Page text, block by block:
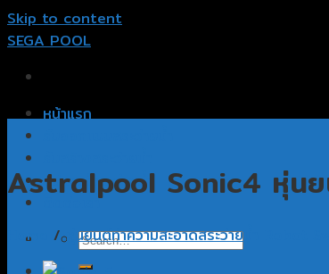
Skip to content
SEGA POOL
หน้าแรก
อุปกรณ์สระว่ายน้ำ
ติดต่อเรา
Astralpool Sonic4 หุ่นย
Home / หุ่นยนต์ทำความสะอาดสระว่ายน้ำ Robot